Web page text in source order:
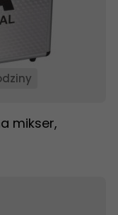
mikser,